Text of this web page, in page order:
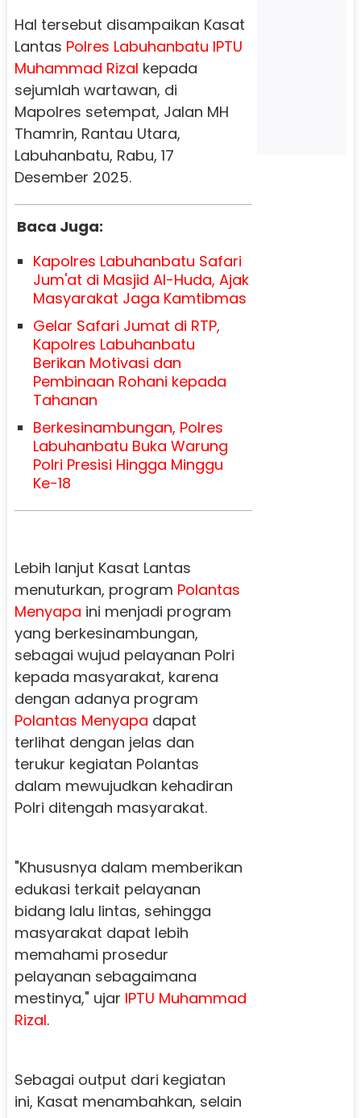
Hal tersebut disampaikan Kasat
Lantas Polres Labuhanbatu IPTU
Muhammad Rizal kepada
sejumlah wartawan, di
Mapolres setempat, Jalan MH
Thamrin, Rantau Utara,
Labuhanbatu, Rabu, 17
Desember 2025.
Baca Juga:
Kapolres Labuhanbatu Safari
Jum'at di Masjid Al-Huda, Ajak
Masyarakat Jaga Kamtibmas
Gelar Safari Jumat di RTP,
Kapolres Labuhanbatu
Berikan Motivasi dan
Pembinaan Rohani kepada
Tahanan
Berkesinambungan, Polres
Labuhanbatu Buka Warung
Polri Presisi Hingga Minggu
Ke-18
Lebih lanjut Kasat Lantas
menuturkan, program Polantas
Menyapa ini menjadi program
yang berkesinambungan,
sebagai wujud pelayanan Polri
kepada masyarakat, karena
dengan adanya program
Polantas Menyapa dapat
terlihat dengan jelas dan
terukur kegiatan Polantas
dalam mewujudkan kehadiran
Polri ditengah masyarakat.
"Khususnya dalam memberikan
edukasi terkait pelayanan
bidang lalu lintas, sehingga
masyarakat dapat lebih
memahami prosedur
pelayanan sebagaimana
mestinya," ujar IPTU Muhammad
Rizal.
Sebagai output dari kegiatan
ini, Kasat menambahkan, selain